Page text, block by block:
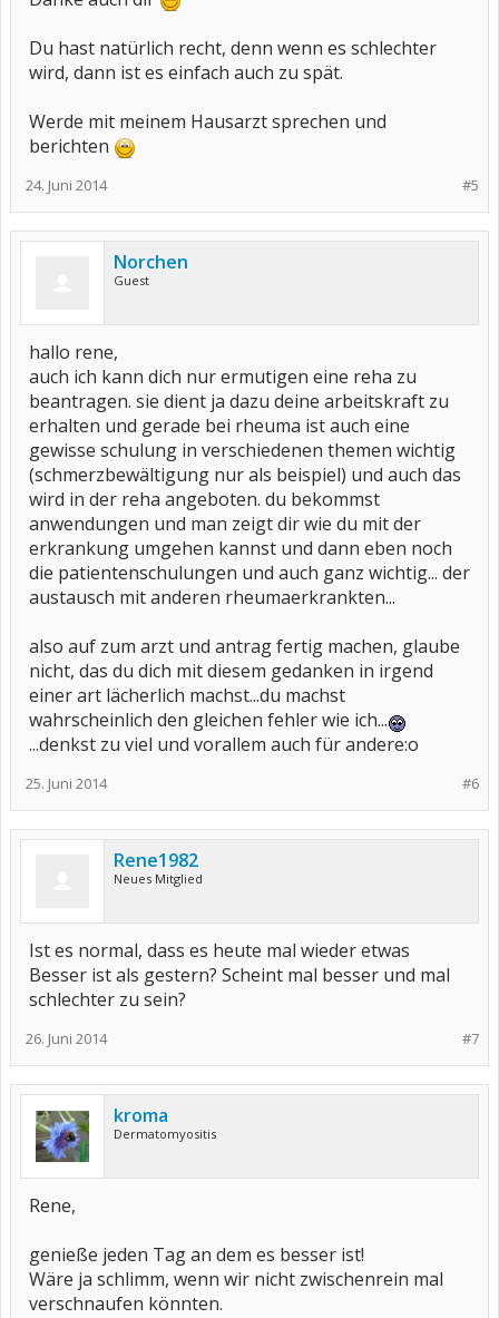
Du hast natürlich recht, denn wenn es schlechter
wird, dann ist es einfach auch zu spät.
Werde mit meinem Hausarzt sprechen und
berichten
#5
24. Juni 2014
Norchen
Guest
hallo rene,
auch ich kann dich nur ermutigen eine reha zu
beantragen. sie dient ja dazu deine arbeitskraft zu
erhalten und gerade bei rheuma ist auch eine
gewisse schulung in verschiedenen themen wichtig
(schmerzbewältigung nur als beispiel) und auch das
wird in der reha angeboten. du bekommst
anwendungen und man zeigt dir wie du mit der
erkrankung umgehen kannst und dann eben noch
die patientenschulungen und auch ganz wichtig... der
austausch mit anderen rheumaerkrankten...
also auf zum arzt und antrag fertig machen, glaube
nicht, das du dich mit diesem gedanken in irgend
einer art lächerlich machst...du machst
wahrscheinlich den gleichen fehler wie ich...
...denkst zu viel und vorallem auch für andere:o
#6
25. Juni 2014
Rene1982
Neues Mitglied
Ist es normal, dass es heute mal wieder etwas
Besser ist als gestern? Scheint mal besser und mal
schlechter zu sein?
#7
26. Juni 2014
kroma
Dermatomyositis
Rene,
genieße jeden Tag an dem es besser ist!
Wäre ja schlimm, wenn wir nicht zwischenrein mal
verschnaufen könnten.